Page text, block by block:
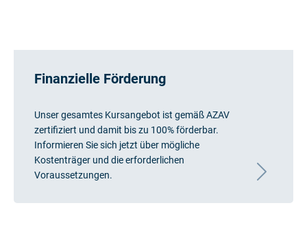
Finanzielle Förderung
Unser gesamtes Kursangebot ist gemäß AZAV
zertifiziert und damit bis zu 100% förderbar.
Informieren Sie sich jetzt über mögliche
Kostenträger und die erforderlichen
Voraussetzungen.